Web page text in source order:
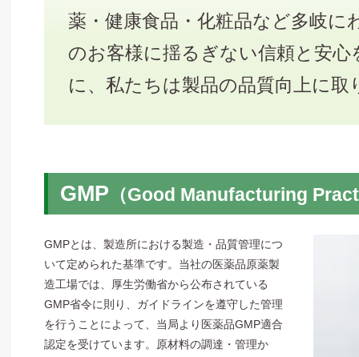
薬・健康食品・化粧品など多岐に
のお客様に揺るぎない信頼と安
に、私たちは製品の品質向上に取
GMP （Good Manufacturing
GMPとは、製造所における製造・品質管理につ
いて定められた基準です。当社の医薬品原薬製
造工場では、厚生労働省から公布されている
GMP省令に則り、ガイドラインを遵守した管理
を行うことによって、当局より医薬品GMP適合
認定を受けています。原材料の調達・管理か